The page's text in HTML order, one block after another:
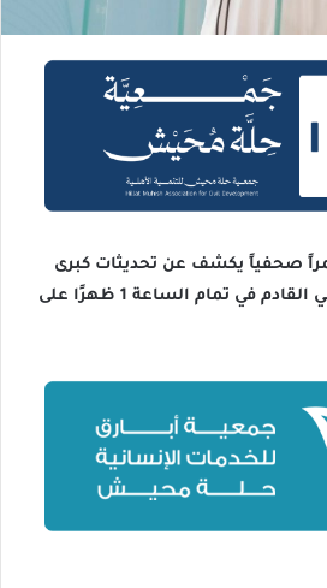
صحفياً يكشف عن تحديثات كبرى
على خطة العام الدراسي القادم في تمام الساعة 1 ظهرًا على